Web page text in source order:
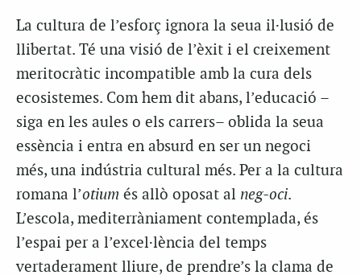
La cultura de l’esforç ignora la seua il·lusió de
llibertat. Té una visió de l’èxit i el creixement
meritocràtic incompatible amb la cura dels
ecosistemes. Com hem dit abans, l’educació –
siga en les aules o els carrers– oblida la seua
essència i entra en absurd en ser un negoci
més, una indústria cultural més. Per a la cultura
romana l’otium és allò oposat al neg-oci.
L’escola, mediterràniament contemplada, és
l’espai per a l’excel·lència del temps
vertaderament lliure, de prendre’s la clama de